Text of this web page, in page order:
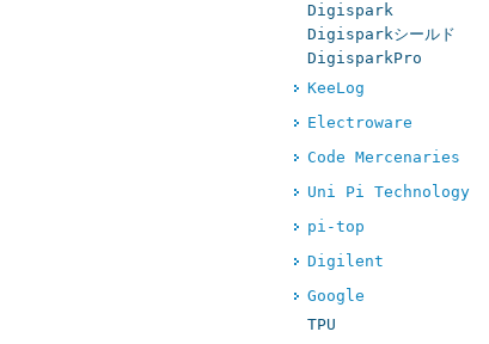
Digispark
Digisparkシールド
DigisparkPro
KeeLog
Electroware
Code Mercenaries
Uni Pi Technology
pi-top
Digilent
Google
TPU